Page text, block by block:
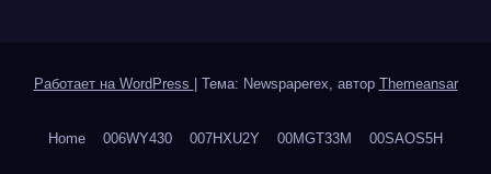
Работает на WordPress Тема: Newspaperex, автор Themeansar
Home 006WY430 007HXU2Y 00MGT33M 00SAOS5H